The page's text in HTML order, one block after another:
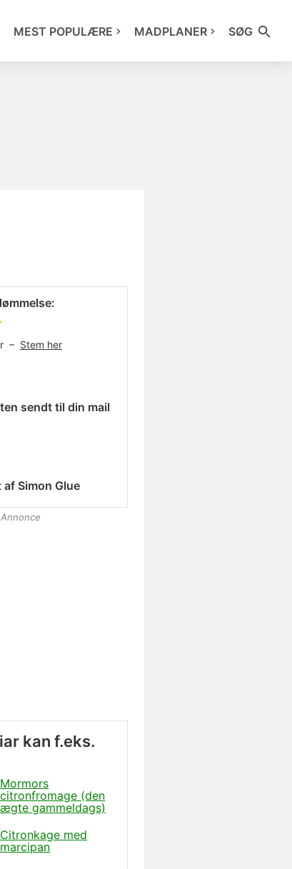
MEST POPULÆRE MADPLANER SØG
– Stem her
sendt til din mail
af Simon Glue
Annonce
kan f.eks.
Mormors
citronfromage (den
ægte gammeldags)
Citronkage med
marcipan